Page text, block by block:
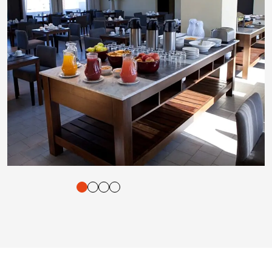
und Vorlesen der Inhalte mit Leertaste oder Tabulator-